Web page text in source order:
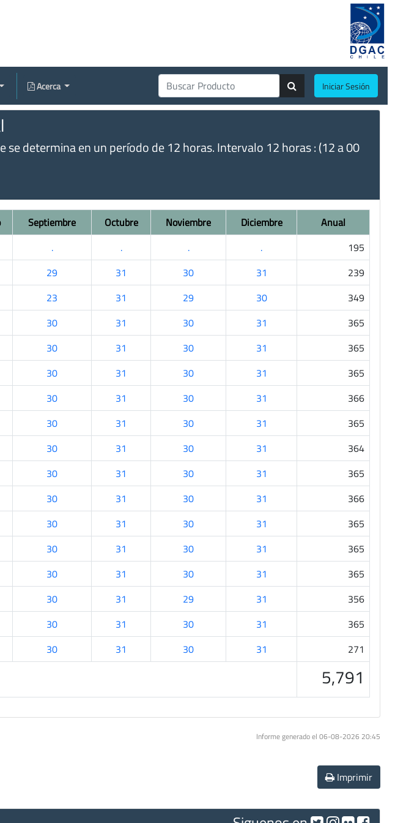
Acerca Iniciar Sesión
determina en un período de 12 horas. Intervalo 12 horas : (12 a 00
Septiembre Octubre Noviembre Diciembre
Anual
. . . .
195
29 31 30 31
239
23 31 29 30
349
30 31 30 31
365
30 31 30 31
365
30 31 30 31
365
30 31 30 31
366
30 31 30 31
365
30 31 30 31
364
30 31 30 31
365
30 31 30 31
366
30 31 30 31
365
30 31 30 31
365
30 31 30 31
365
30 31 29 31
356
30 31 30 31
365
30 31 30 31 271
5,791
Informe generado el 06-08-2026 20:45
Imprimir